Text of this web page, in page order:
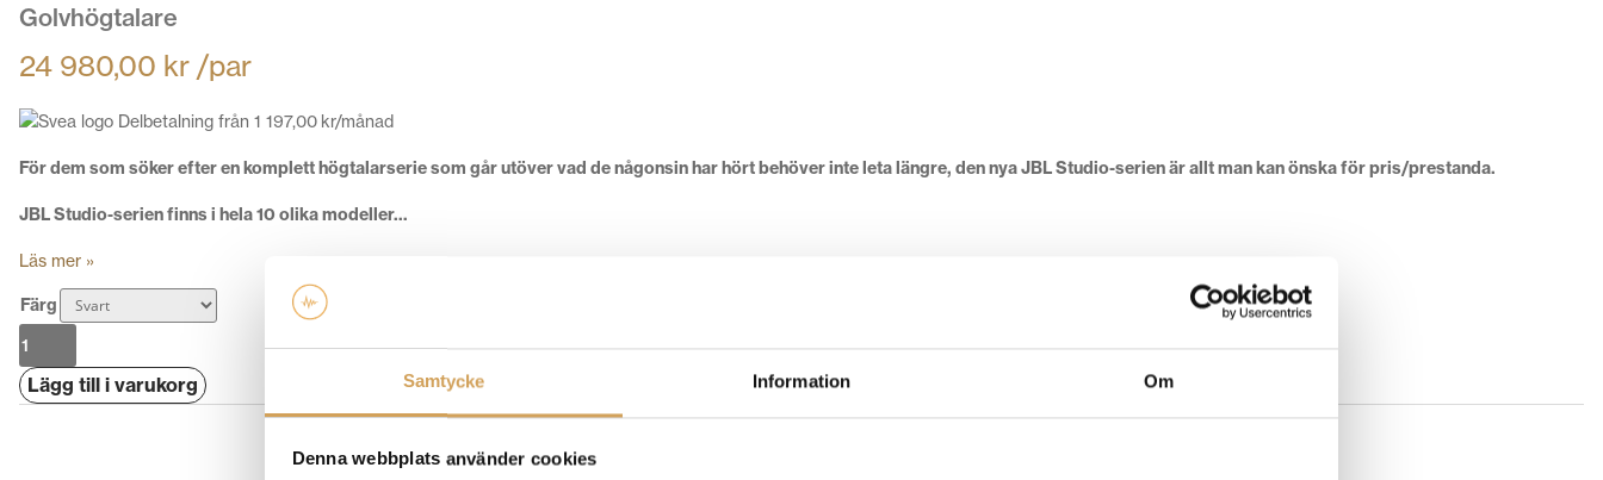
Samtycke Information Om
Denna webbplats använder cookies
Golvhögtalare
24 980,00 kr /par
Delbetalning från 1 197,00 kr/månad
För dem som söker efter en komplett högtalarserie som går utöver vad de någonsin har hört behöver inte leta längre, den nya JBL Studio-serien är allt man kan önska för pris/prestanda.
JBL Studio-serien finns i hela 10 olika modeller…
Läs mer »
Färg
JBL
Studio
698
Lägg till i varukorg